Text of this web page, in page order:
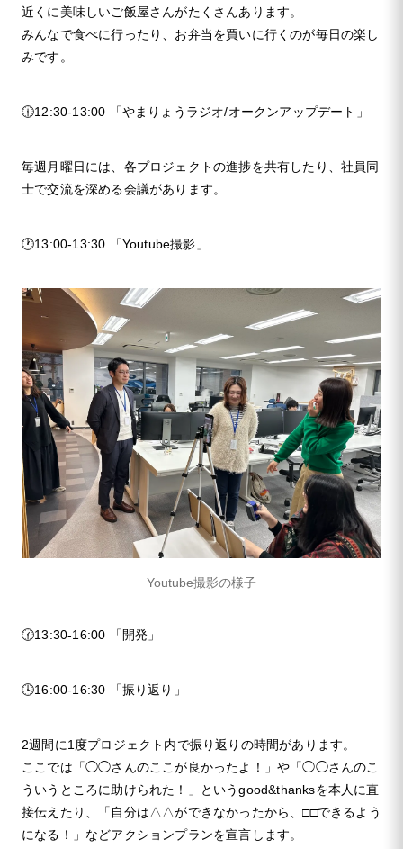
近くに美味しいご飯屋さんがたくさんあります。
みんなで食べに行ったり、お弁当を買いに行くのが毎日の楽し
みです。
🕧12:30-13:00 「やまりょうラジオ/オークンアップデート」
毎週月曜日には、各プロジェクトの進捗を共有したり、社員同
士で交流を深める会議があります。
🕐13:00-13:30 「Youtube撮影」
Youtube撮影の様子
🕜13:30-16:00 「開発」
🕓16:00-16:30 「振り返り」
2週間に1度プロジェクト内で振り返りの時間があります。
ここでは「◯◯さんのここが良かったよ！」や「◯◯さんのこ
ういうところに助けられた！」というgood&thanksを本人に直
接伝えたり、「自分は△△ができなかったから、□□できるよう
になる！」などアクションプランを宣言します。